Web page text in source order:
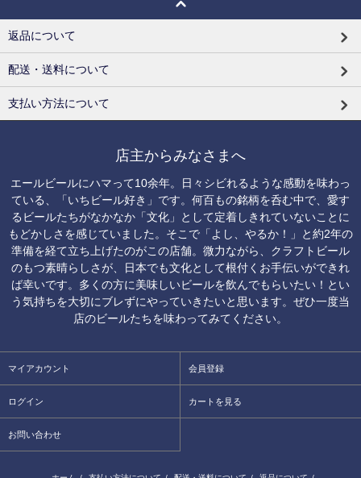
返品について
配送・送料について
支払い方法について
店主からみなさまへ
エールビールにハマって10余年。日々シビれるような感動を味わっ
ている、「いちビール好き」です。何百もの銘柄を呑む中で、愛す
るビールたちがなかなか「文化」として定着しきれていないことに
もどかしさを感じていました。そこで「よし、やるか！」と約2年の
準備を経て立ち上げたのがこの店舗。微力ながら、クラフトビール
のもつ素晴らしさが、日本でも文化として根付くお手伝いができれ
ば幸いです。多くの方に美味しいビールを飲んでもらいたい！とい
う気持ちを大切にブレずにやっていきたいと思います。ぜひ一度当
店のビールたちを味わってみてください。
マイアカウント 会員登録
ログイン カートを見る
お問い合わせ